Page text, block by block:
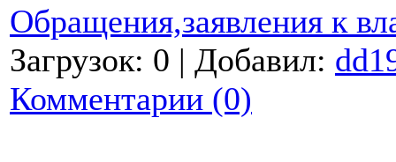
Обращения,заявления к
Загрузок: 0 | Добавил:
Комментарии (0)